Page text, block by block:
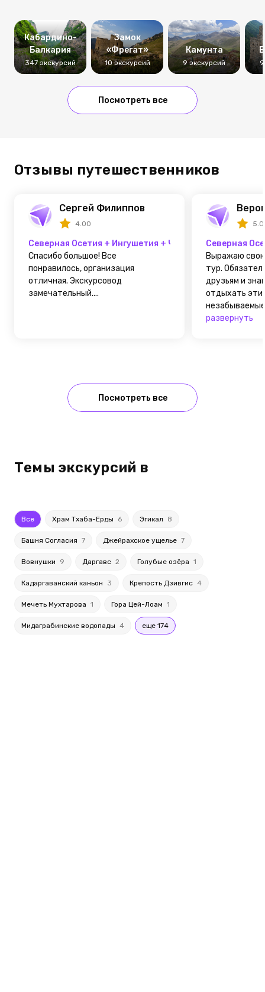
Кабардино-
Балкария
347 экскурсий
Замок
«Фрегат»
10 экскурсий
Камунта
9 экскурсий 9
Посмотреть все
Отзывы путешественников
Сергей Филиппов
4.00
Северная Осетия + Ингушетия + Чечня
Спасибо большое! Все
понравилось, организация
отличная. Экскурсовод
замечательный....
Северная
Выражаю
тур.
друзьям и
отдыхать эти
развернуть
Посмотреть все
Темы экскурсий в
Все Храм Тхаба-Ерды 6 Эгикал 8
Башня Согласия 7 Джейрахское ущелье 7
Вовнушки 9 Даргавс 2 Голубые озёра 1
Кадаргаванский каньон 3 Крепость Дзивгис 4
Мечеть Мухтарова 1 Гора Цей-Лоам 1
Мидаграбинские водопады 4 еще 174